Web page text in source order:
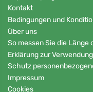
Kontakt
Bedingungen und
Über uns
So messen Sie die Länge
Erklärung zur
Schutz
Impressum
Cookies